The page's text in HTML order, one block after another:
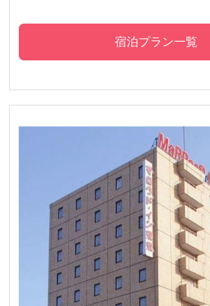
宿泊プラン一覧